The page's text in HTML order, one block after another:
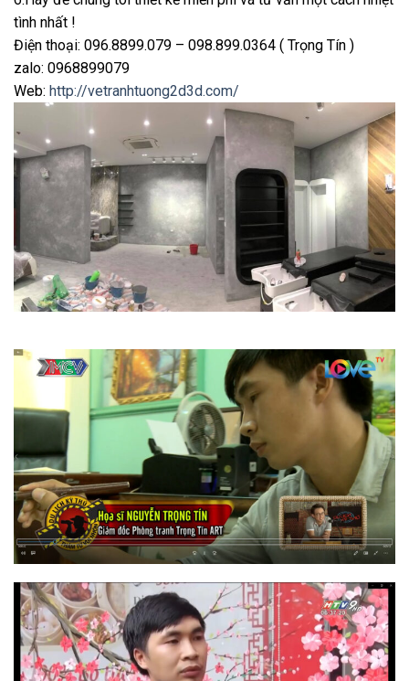
tình nhất !
Điện thoại: 096.8899.079 – 098.899.0364 ( Trọng Tín )
zalo: 0968899079
Web: http://vetranhtuong2d3d.com/